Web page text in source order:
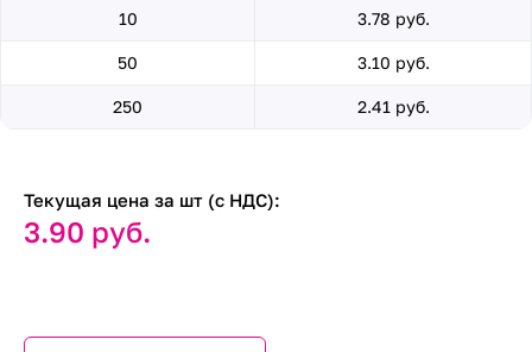
10 3.78 руб.
50 3.10 руб.
250 2.41 руб.
Текущая цена за шт (с НДС):
3.90 руб.